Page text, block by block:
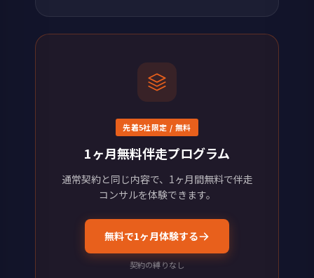
先着5社限定 / 無料
1ヶ月無料伴走プログラム
通常契約と同じ内容で、1ヶ月間無料で伴走
コンサルを体験できます。
無料で1ヶ月体験する
契約の縛りなし